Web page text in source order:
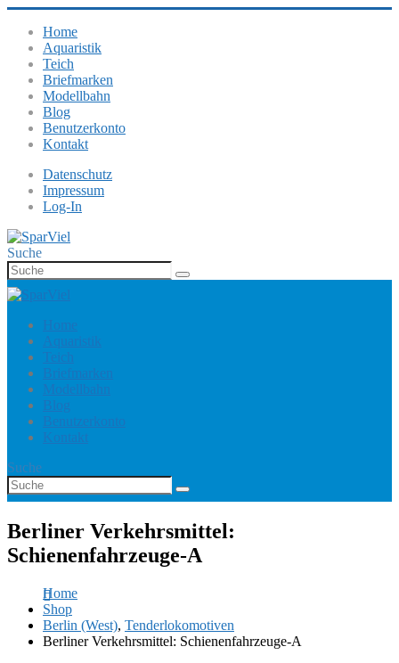
Home
Aquaristik
Teich
Briefmarken
Modellbahn
Blog
Benutzerkonto
Kontakt
Datenschutz
Impressum
Log-In
Suche
Home
Aquaristik
Teich
Briefmarken
Modellbahn
Blog
Benutzerkonto
Kontakt
Suche
Berliner Verkehrsmittel:
Schienenfahrzeuge-A
Home
Shop
Berlin (West), Tenderlokomotiven
Berliner Verkehrsmittel: Schienenfahrzeuge-A